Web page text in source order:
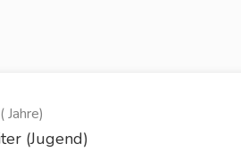
Jahre)
(Jugend)